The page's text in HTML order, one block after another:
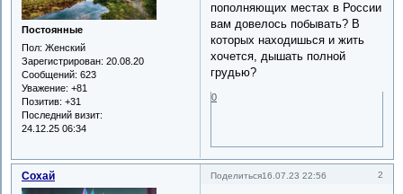
Постоянные
Пол: Женский
Зарегистрирован: 20.08.20
Сообщений: 623
Уважение: +81
Позитив: +31
Последний визит:
24.12.25 06:34
пополняющих местах в России
вам довелось побывать? В
которых находишься и жить
хочется, дышать полной
грудью?
0
Поделиться 2
16.07.23 22:56
Сохай